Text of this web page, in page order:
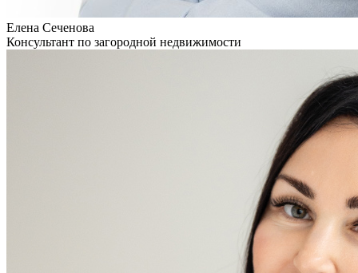
Елена Сеченова
Консультант по загородной недвижимости